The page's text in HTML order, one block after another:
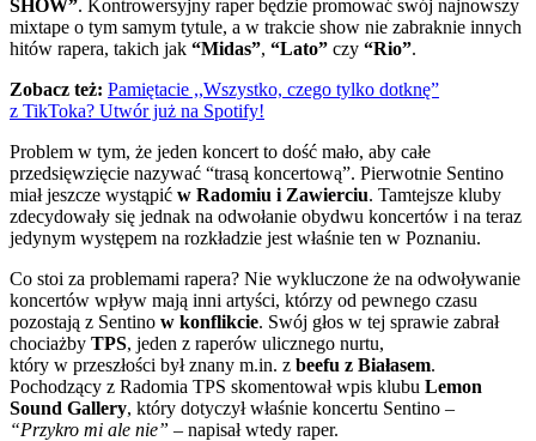
SHOW”. Kontrowersyjny raper będzie promować swój najnowszy
mixtape o tym samym tytule, a w trakcie show nie zabraknie innych
hitów rapera, takich jak “Midas”, “Lato” czy “Rio”.
Zobacz też: Pamiętacie ,,Wszystko, czego tylko dotknę”
z TikToka? Utwór już na Spotify!
Problem w tym, że jeden koncert to dość mało, aby całe
przedsięwzięcie nazywać “trasą koncertową”. Pierwotnie Sentino
miał jeszcze wystąpić w Radomiu i Zawierciu. Tamtejsze kluby
zdecydowały się jednak na odwołanie obydwu koncertów i na teraz
jedynym występem na rozkładzie jest właśnie ten w Poznaniu.
Co stoi za problemami rapera? Nie wykluczone że na odwoływanie
koncertów wpływ mają inni artyści, którzy od pewnego czasu
pozostają z Sentino w konflikcie. Swój głos w tej sprawie zabrał
chociażby TPS, jeden z raperów ulicznego nurtu,
który w przeszłości był znany m.in. z beefu z Białasem.
Pochodzący z Radomia TPS skomentował wpis klubu Lemon
Sound Gallery, który dotyczył właśnie koncertu Sentino –
“Przykro mi ale nie” – napisał wtedy raper.